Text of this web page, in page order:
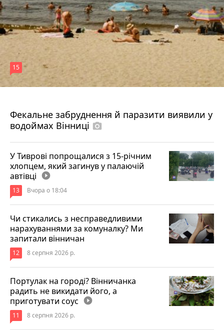
Фекальне забруднення й паразити виявили у
водоймах Вінниці photo_camera
15
У Тиврові попрощалися з 15-річним
хлопцем, який загинув у палаючій
автівці play_circle_filled
13 Вчора о 18:04
Чи стикались з несправедливими
нарахуваннями за комуналку? Ми
запитали вінничан
12 8 серпня 2026 р.
Портулак на городі? Вінничанка
радить не викидати його, а
приготувати соус play_circle_filled
11 8 серпня 2026 р.